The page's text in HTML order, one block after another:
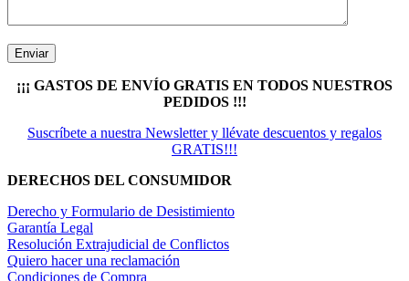
¡¡¡ GASTOS DE ENVÍO GRATIS EN TODOS NUESTROS
PEDIDOS !!!
Suscríbete a nuestra Newsletter y llévate descuentos y regalos
GRATIS!!!
DERECHOS DEL CONSUMIDOR
Derecho y Formulario de Desistimiento
Garantía Legal
Resolución Extrajudicial de Conflictos
Quiero hacer una reclamación
Condiciones de Compra